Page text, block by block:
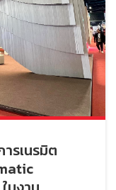
รเนรมิต